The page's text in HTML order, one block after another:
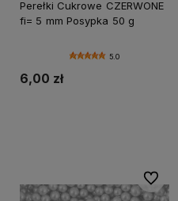
Perełki Cukrowe CZERWONE
fi= 5 mm Posypka 50 g
5.0
6,00 zł
Do